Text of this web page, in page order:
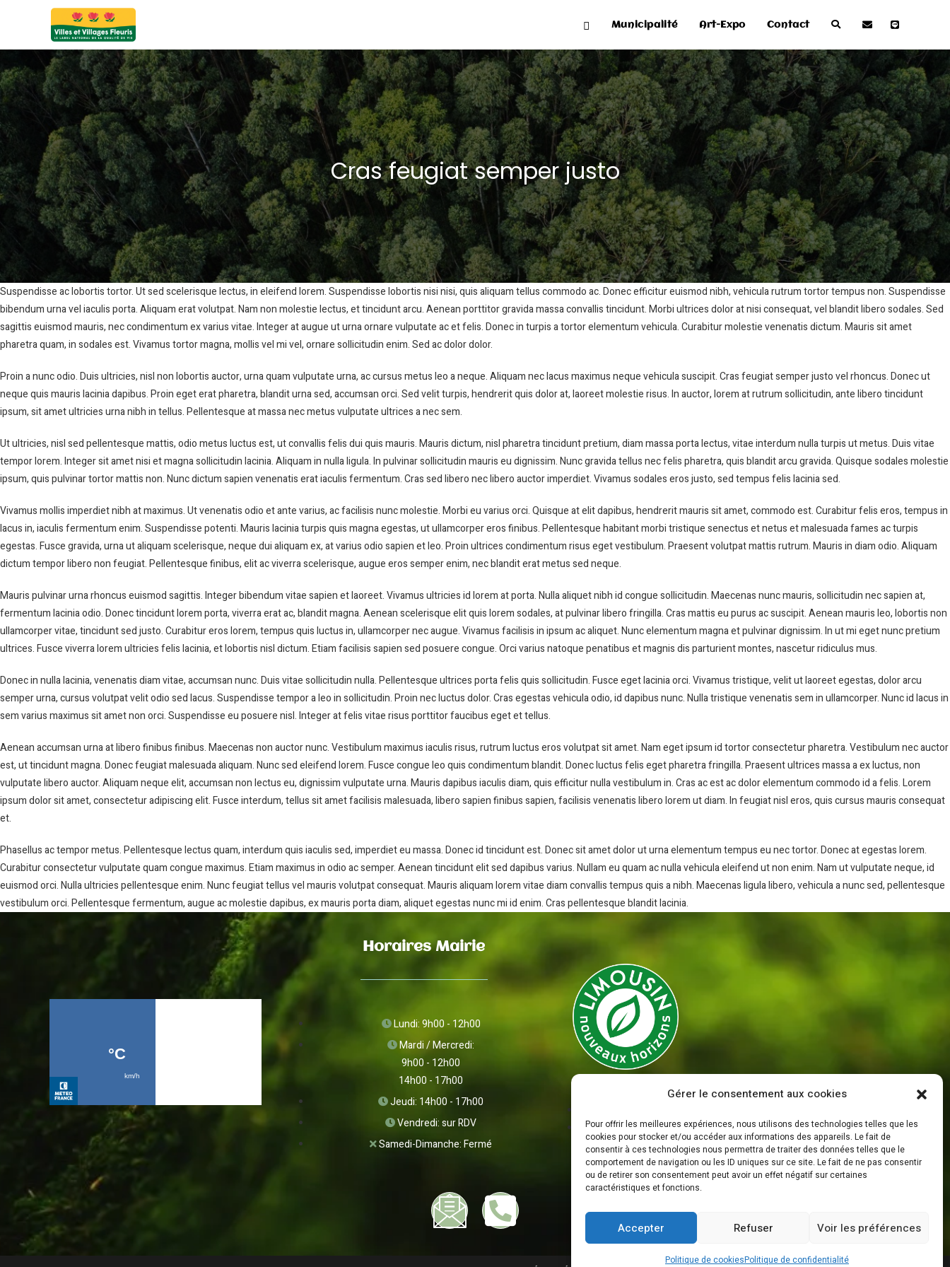
Gérer le consentement aux cookies
Pour offrir les meilleures expériences, nous utilisons des technologies telles que les
cookies pour stocker et/ou accéder aux informations des appareils. Le fait de
consentir à ces technologies nous permettra de traiter des données telles que le
comportement de navigation ou les ID uniques sur ce site. Le fait de ne pas consentir
ou de retirer son consentement peut avoir un effet négatif sur certaines
caractéristiques et fonctions.
Accepter Refuser Voir les préférences
Politique de cookiesPolitique de confidentialité
Municipalité Art-Expo Contact
Cras feugiat semper justo
Suspendisse ac lobortis tortor. Ut sed scelerisque lectus, in eleifend lorem. Suspendisse lobortis nisi nisi, quis aliquam tellus commodo ac. Donec efficitur euismod nibh, vehicula rutrum tortor tempus non. Suspendisse
bibendum urna vel iaculis porta. Aliquam erat volutpat. Nam non molestie lectus, et tincidunt arcu. Aenean porttitor gravida massa convallis tincidunt. Morbi ultrices dolor at nisi consequat, vel blandit libero sodales. Sed
sagittis euismod mauris, nec condimentum ex varius vitae. Integer at augue ut urna ornare vulputate ac et felis. Donec in turpis a tortor elementum vehicula. Curabitur molestie venenatis dictum. Mauris sit amet
pharetra quam, in sodales est. Vivamus tortor magna, mollis vel mi vel, ornare sollicitudin enim. Sed ac dolor dolor.
Proin a nunc odio. Duis ultricies, nisl non lobortis auctor, urna quam vulputate urna, ac cursus metus leo a neque. Aliquam nec lacus maximus neque vehicula suscipit. Cras feugiat semper justo vel rhoncus. Donec ut
neque quis mauris lacinia dapibus. Proin eget erat pharetra, blandit urna sed, accumsan orci. Sed velit turpis, hendrerit quis dolor at, laoreet molestie risus. In auctor, lorem at rutrum sollicitudin, ante libero tincidunt
ipsum, sit amet ultricies urna nibh in tellus. Pellentesque at massa nec metus vulputate ultrices a nec sem.
Ut ultricies, nisl sed pellentesque mattis, odio metus luctus est, ut convallis felis dui quis mauris. Mauris dictum, nisl pharetra tincidunt pretium, diam massa porta lectus, vitae interdum nulla turpis ut metus. Duis vitae
tempor lorem. Integer sit amet nisi et magna sollicitudin lacinia. Aliquam in nulla ligula. In pulvinar sollicitudin mauris eu dignissim. Nunc gravida tellus nec felis pharetra, quis blandit arcu gravida. Quisque sodales molestie
ipsum, quis pulvinar tortor mattis non. Nunc dictum sapien venenatis erat iaculis fermentum. Cras sed libero nec libero auctor imperdiet. Vivamus sodales eros justo, sed tempus felis lacinia sed.
Vivamus mollis imperdiet nibh at maximus. Ut venenatis odio et ante varius, ac facilisis nunc molestie. Morbi eu varius orci. Quisque at elit dapibus, hendrerit mauris sit amet, commodo est. Curabitur felis eros, tempus in
lacus in, iaculis fermentum enim. Suspendisse potenti. Mauris lacinia turpis quis magna egestas, ut ullamcorper eros finibus. Pellentesque habitant morbi tristique senectus et netus et malesuada fames ac turpis
egestas. Fusce gravida, urna ut aliquam scelerisque, neque dui aliquam ex, at varius odio sapien et leo. Proin ultrices condimentum risus eget vestibulum. Praesent volutpat mattis rutrum. Mauris in diam odio. Aliquam
dictum tempor libero non feugiat. Pellentesque finibus, elit ac viverra scelerisque, augue eros semper enim, nec blandit erat metus sed neque.
Mauris pulvinar urna rhoncus euismod sagittis. Integer bibendum vitae sapien et laoreet. Vivamus ultricies id lorem at porta. Nulla aliquet nibh id congue sollicitudin. Maecenas nunc mauris, sollicitudin nec sapien at,
fermentum lacinia odio. Donec tincidunt lorem porta, viverra erat ac, blandit magna. Aenean scelerisque elit quis lorem sodales, at pulvinar libero fringilla. Cras mattis eu purus ac suscipit. Aenean mauris leo, lobortis non
ullamcorper vitae, tincidunt sed justo. Curabitur eros lorem, tempus quis luctus in, ullamcorper nec augue. Vivamus facilisis in ipsum ac aliquet. Nunc elementum magna et pulvinar dignissim. In ut mi eget nunc pretium
ultrices. Fusce viverra lorem ultricies felis lacinia, et lobortis nisl dictum. Etiam facilisis sapien sed posuere congue. Orci varius natoque penatibus et magnis dis parturient montes, nascetur ridiculus mus.
Donec in nulla lacinia, venenatis diam vitae, accumsan nunc. Duis vitae sollicitudin nulla. Pellentesque ultrices porta felis quis sollicitudin. Fusce eget lacinia orci. Vivamus tristique, velit ut laoreet egestas, dolor arcu
semper urna, cursus volutpat velit odio sed lacus. Suspendisse tempor a leo in sollicitudin. Proin nec luctus dolor. Cras egestas vehicula odio, id dapibus nunc. Nulla tristique venenatis sem in ullamcorper. Nunc id lacus in
sem varius maximus sit amet non orci. Suspendisse eu posuere nisl. Integer at felis vitae risus porttitor faucibus eget et tellus.
Aenean accumsan urna at libero finibus finibus. Maecenas non auctor nunc. Vestibulum maximus iaculis risus, rutrum luctus eros volutpat sit amet. Nam eget ipsum id tortor consectetur pharetra. Vestibulum nec auctor
est, ut tincidunt magna. Donec feugiat malesuada aliquam. Nunc sed eleifend lorem. Fusce congue leo quis condimentum blandit. Donec luctus felis eget pharetra fringilla. Praesent ultrices massa a ex luctus, non
vulputate libero auctor. Aliquam neque elit, accumsan non lectus eu, dignissim vulputate urna. Mauris dapibus iaculis diam, quis efficitur nulla vestibulum in. Cras ac est ac dolor elementum commodo id a felis. Lorem
ipsum dolor sit amet, consectetur adipiscing elit. Fusce interdum, tellus sit amet facilisis malesuada, libero sapien finibus sapien, facilisis venenatis libero lorem ut diam. In feugiat nisl eros, quis cursus mauris consequat
et.
Phasellus ac tempor metus. Pellentesque lectus quam, interdum quis iaculis sed, imperdiet eu massa. Donec id tincidunt est. Donec sit amet dolor ut urna elementum tempus eu nec tortor. Donec at egestas lorem.
Curabitur consectetur vulputate quam congue maximus. Etiam maximus in odio ac semper. Aenean tincidunt elit sed dapibus varius. Nullam eu quam ac nulla vehicula eleifend ut non enim. Nam ut vulputate neque, id
euismod orci. Nulla ultricies pellentesque enim. Nunc feugiat tellus vel mauris volutpat consequat. Mauris aliquam lorem vitae diam convallis tempus quis a nibh. Maecenas ligula libero, vehicula a nunc sed, pellentesque
vestibulum orci. Pellentesque fermentum, augue ac molestie dapibus, ex mauris porta diam, aliquet egestas nunc mi id enim. Cras pellentesque blandit lacinia.
Horaires Mairie
Lundi: 9h00 - 12h00
Mardi / Mercredi:
9h00 - 12h00
14h00 - 17h00
Jeudi: 14h00 - 17h00
Vendredi: sur RDV
Samedi-Dimanche: Fermé
Politique de Confidentialité